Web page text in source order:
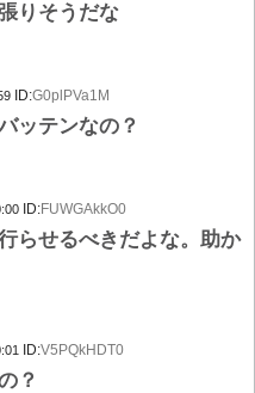
りそうだな
ID:G0plPVa1M
ッテンなの？
ID:FUWGAkkO0
らせるべきだよな。助か
ID:V5PQkHDT0
？